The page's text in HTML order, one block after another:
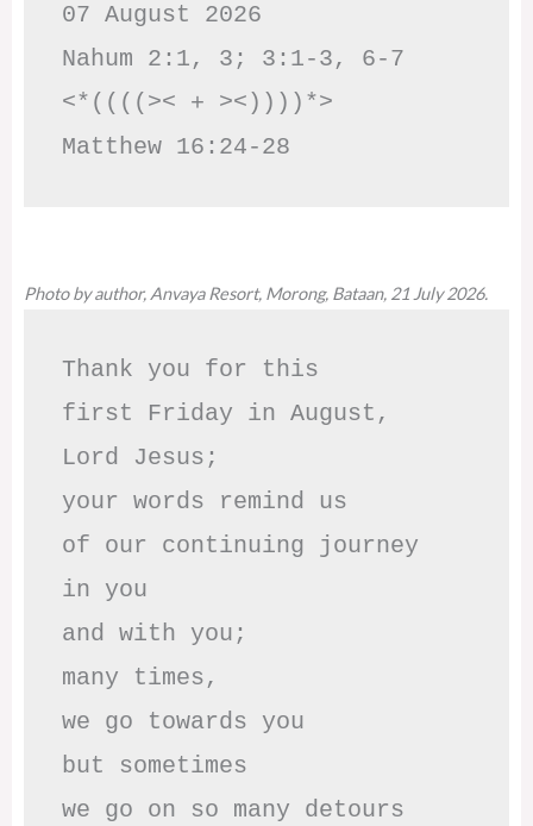
07 August 2026
Nahum 2:1, 3; 3:1-3, 6-7
<*((((>< + ><))))*>
Matthew 16:24-28
Photo by author, Anvaya Resort, Morong, Bataan, 21 July 2026.
Thank you for this
first Friday in August,
Lord Jesus;
your words remind us
of our continuing journey
in you
and with you;
many times,
we go towards you
but sometimes
we go on so many detours